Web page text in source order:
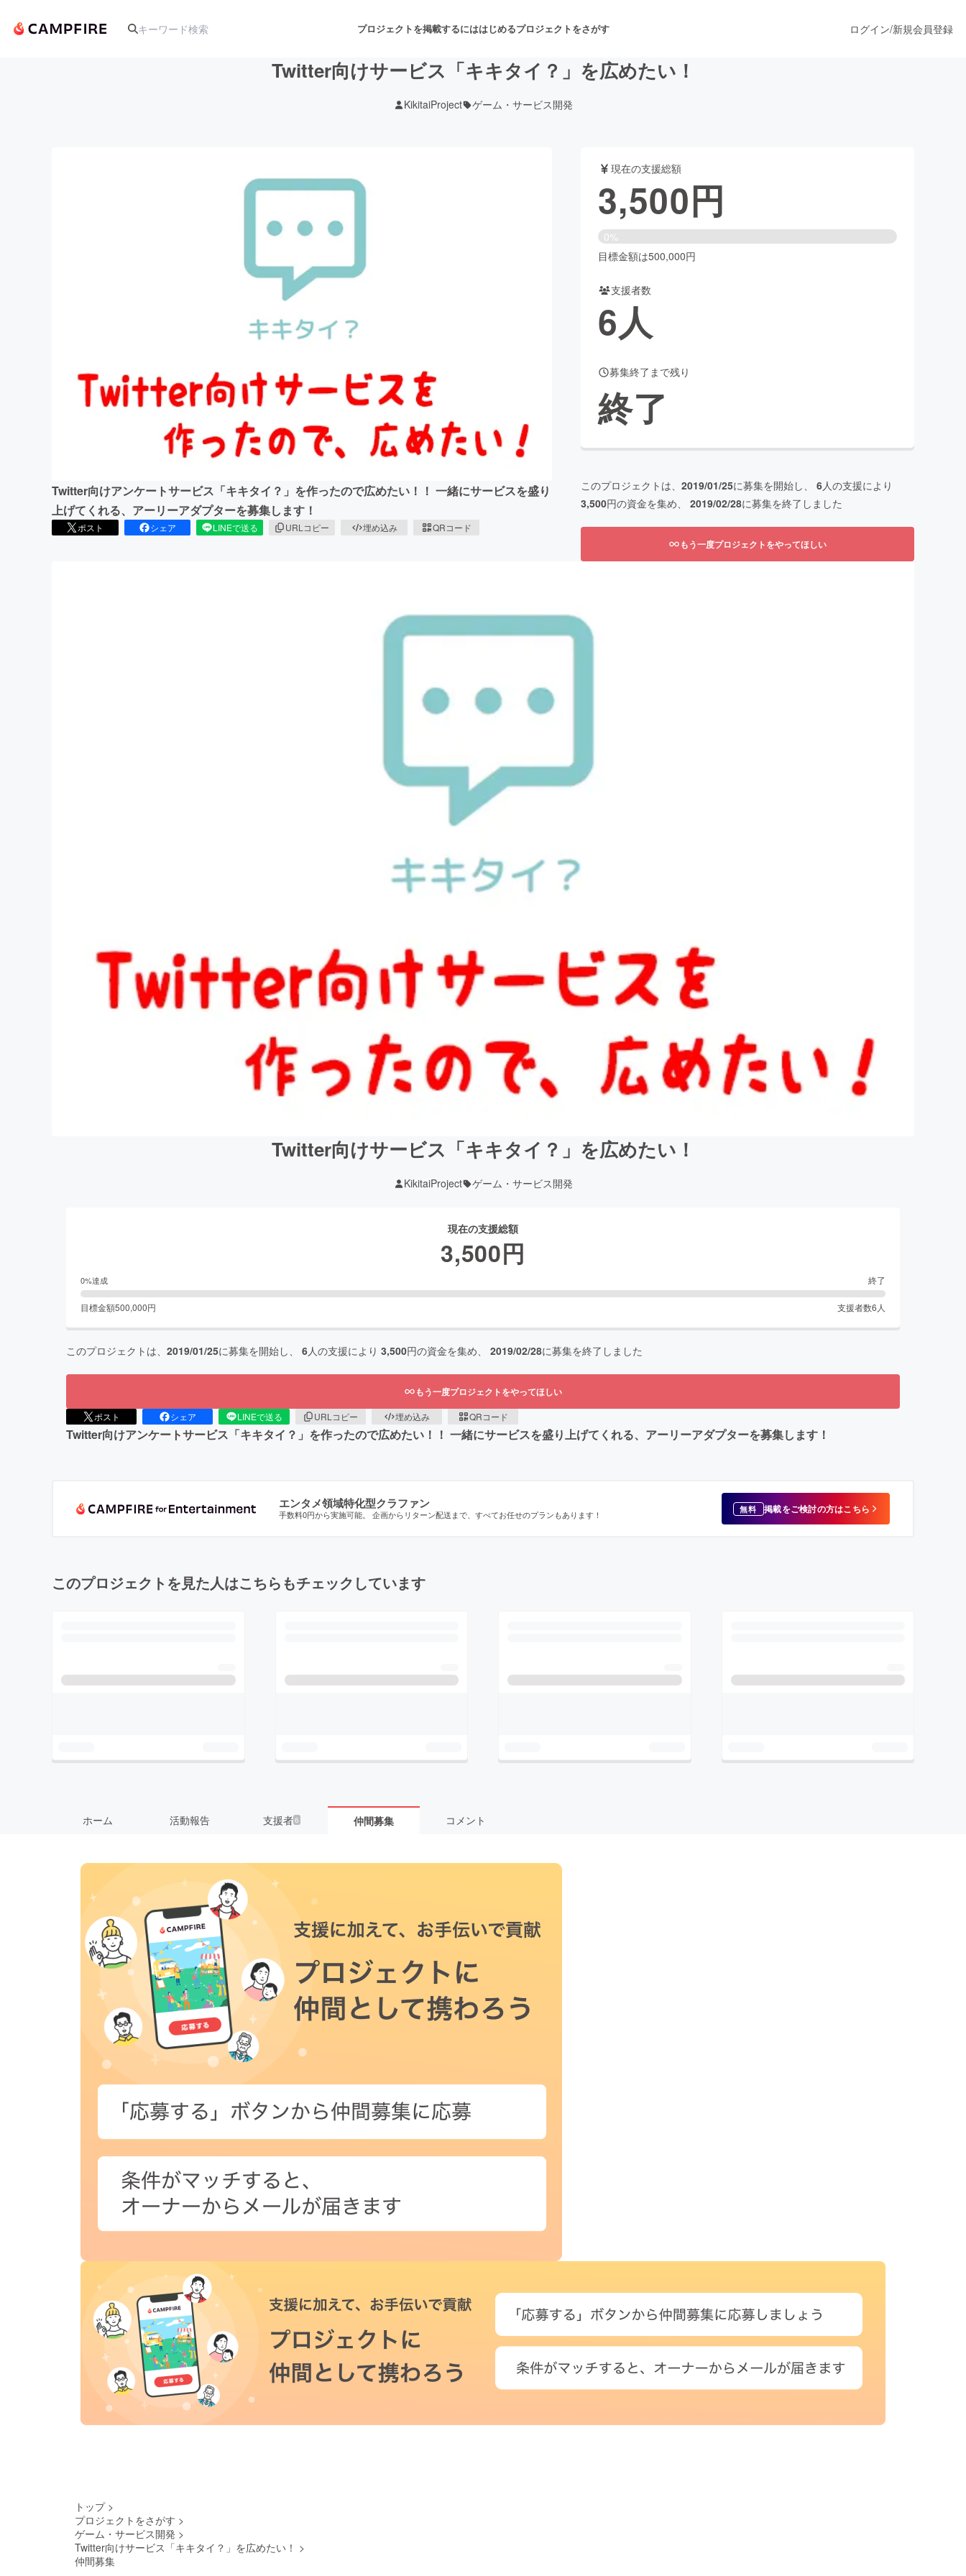
プロジェクトを掲載するにははじめるプロジェクトをさがす
音楽 舞台・パフォーマンス
ビューティー・ヘルスケア
まちづくり・地域活性化
CAMPFIRE for Social Good
CAMPFIREふるさと納税
ログイン/新規会員登録
Twitter向けサービス「キキタイ？」を広めたい！
KikitaiProject ゲーム・サービス開発
Twitter向けアンケートサービス「キキタイ？」を作ったので広めたい！！ 一緒にサービスを盛り
上げてくれる、アーリーアダプターを募集します！
ポスト シェア LINEで送る URLコピー 埋め込み QRコード
現在の支援総額
3,500円
0%
目標金額は500,000円
支援者数
6人
募集終了まで残り
終了
このプロジェクトは、 2019/01/25に募集を開始し、 6人の支援により
3,500円の資金を集め、 2019/02/28に募集を終了しました
もう一度プロジェクトをやってほしい
Twitter向けサービス「キキタイ？」を広めたい！
KikitaiProject ゲーム・サービス開発
現在の支援総額
3,500円
0%達成 終了
目標金額500,000円 支援者数6 人
このプロジェクトは、 2019/01/25に募集を開始し、 6人の支援により 3,500円の資金を集め、 2019/02/28に募集を終了しました
もう一度プロジェクトをやってほしい
ポスト シェア LINEで送る URLコピー 埋め込み QRコード
Twitter向けアンケートサービス「キキタイ？」を作ったので広めたい！！ 一緒にサービスを盛り上げてくれる、アーリーアダプターを募集します！
エンタメ領域特化型クラファン
手数料0円から実施可能。 企画からリターン配送まで、すべてお任せのプランもあります！ 無料 掲載をご検討の方はこちら
このプロジェクトを見た人はこちらもチェックしています
ホーム 活動報告 支援者6 仲間募集 コメント
トップ >
プロジェクトをさがす >
ゲーム・サービス開発 >
Twitter向けサービス「キキタイ？」を広めたい！ >
仲間募集